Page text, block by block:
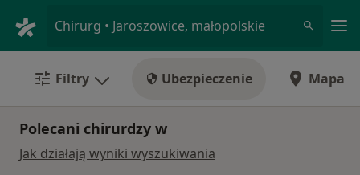
Chirurg • Jaroszowice, małopolskie
Filtry Ubezpieczenie Mapa
Polecani chirurdzy w
Jak działają wyniki wyszukiwania